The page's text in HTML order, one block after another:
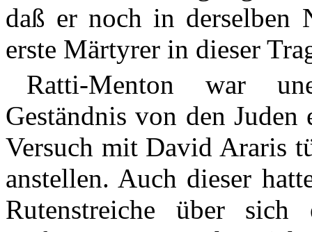
daß er noch in derselben
erste Märtyrer in dieser
Ratti-Menton war
Geständnis von den Juden
Versuch mit David Araris
anstellen. Auch dieser
Rutenstreiche über